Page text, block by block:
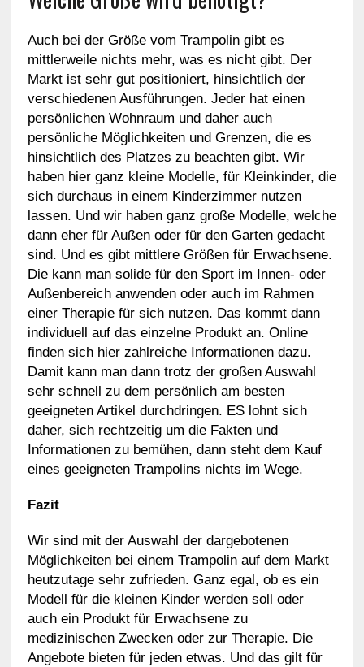
Auch bei der Größe vom Trampolin gibt es
mittlerweile nichts mehr, was es nicht gibt. Der
Markt ist sehr gut positioniert, hinsichtlich der
verschiedenen Ausführungen. Jeder hat einen
persönlichen Wohnraum und daher auch
persönliche Möglichkeiten und Grenzen, die es
hinsichtlich des Platzes zu beachten gibt. Wir
haben hier ganz kleine Modelle, für Kleinkinder, die
sich durchaus in einem Kinderzimmer nutzen
lassen. Und wir haben ganz große Modelle, welche
dann eher für Außen oder für den Garten gedacht
sind. Und es gibt mittlere Größen für Erwachsene.
Die kann man solide für den Sport im Innen- oder
Außenbereich anwenden oder auch im Rahmen
einer Therapie für sich nutzen. Das kommt dann
individuell auf das einzelne Produkt an. Online
finden sich hier zahlreiche Informationen dazu.
Damit kann man dann trotz der großen Auswahl
sehr schnell zu dem persönlich am besten
geeigneten Artikel durchdringen. ES lohnt sich
daher, sich rechtzeitig um die Fakten und
Informationen zu bemühen, dann steht dem Kauf
eines geeigneten Trampolins nichts im Wege.
Fazit
Wir sind mit der Auswahl der dargebotenen
Möglichkeiten bei einem Trampolin auf dem Markt
heutzutage sehr zufrieden. Ganz egal, ob es ein
Modell für die kleinen Kinder werden soll oder
auch ein Produkt für Erwachsene zu
medizinischen Zwecken oder zur Therapie. Die
Angebote bieten für jeden etwas. Und das gilt für